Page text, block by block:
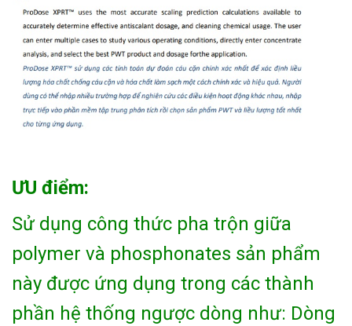
ƯU điểm:
Sử dụng công thức pha trộn giữa
polymer và phosphonates sản phẩm
này được ứng dụng trong các thành
phần hệ thống ngược dòng như: Dòng